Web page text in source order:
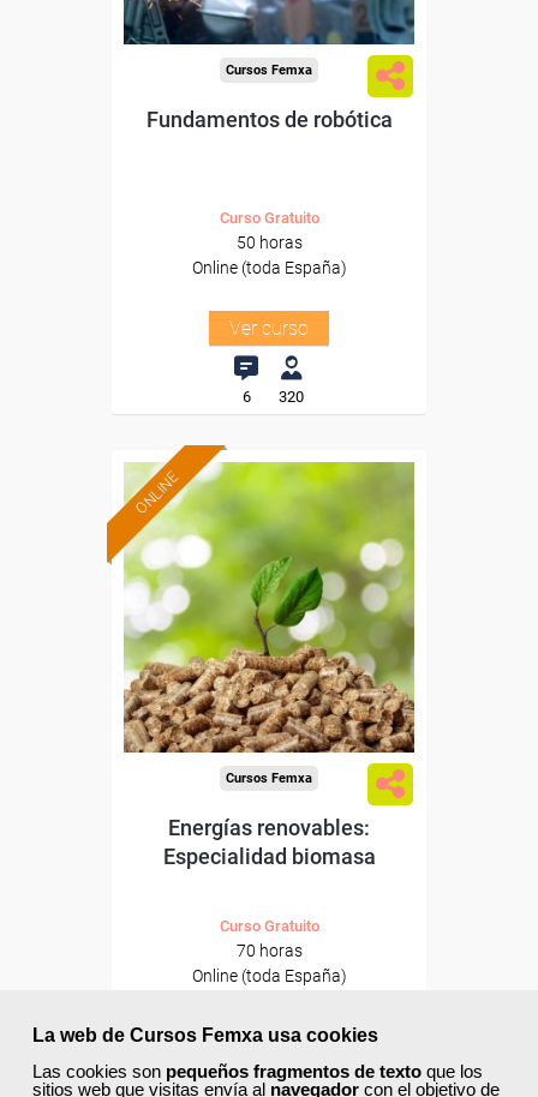
La web de Cursos Femxa usa cookies
Las cookies son pequeños fragmentos de texto que los
sitios web que visitas envía al navegador con el objetivo de
Cursos Femxa
Fundamentos de robótica
Curso Gratuito
50 horas
Online (toda España)
Ver curso
6 320
ONLINE
Formación 100%
subvencionada.
Para desempleados,
trabajadores y autónomos.
Sector
-Metal.
Cursos Femxa
Energías renovables:
Especialidad biomasa
Curso Gratuito
70 horas
Online (toda España)
Ver curso